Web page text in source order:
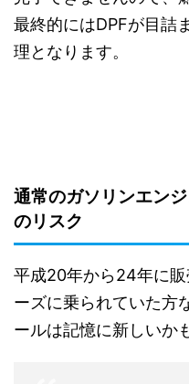
最終的にはDPFが目詰
理となります。
通常のガソリンエン
のリスク
平成20年から24年に
ーズに乗られていた方
ールは記憶に新しいか